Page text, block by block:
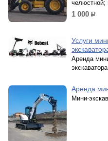
челюстной;
1 000 р.
Услуги
Аренда
экскаватора
Аренда
Мини-